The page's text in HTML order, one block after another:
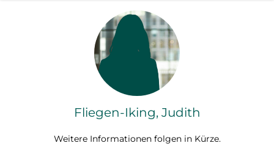
Fliegen-Iking, Judith
Weitere Informationen folgen in Kürze.